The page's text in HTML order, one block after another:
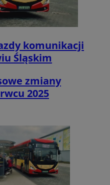
komunikacji
Śląskim
zmiany
2025